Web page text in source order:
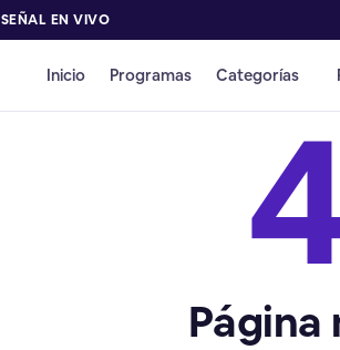
SEÑAL EN VIVO
Inicio Programas Categorías